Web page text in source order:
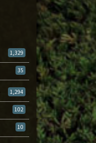
1,329
35
1,294
102
10